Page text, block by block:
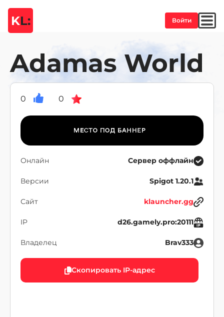
KL: Войти
Adamas World
0 0
Онлайн Сервер оффлайн
Версии Spigot 1.20.1
Сайт klauncher.gg
IP d26.gamely.pro:20111
Владелец Brav333
Скопировать IP-адрес